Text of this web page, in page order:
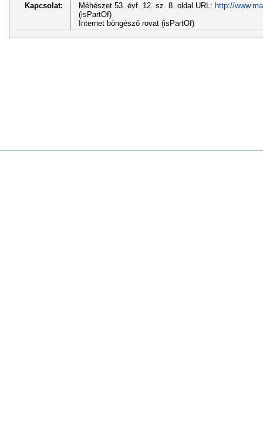
Kapcsolat:
Méhészet 53. évf. 12. sz. 8. oldal URL: http://
(isPartOf)
Internet böngésző rovat (isPartOf)